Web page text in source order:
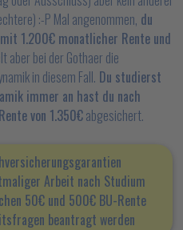
:-P Mal angenommen, du
1.200€ monatlicher Rente und
aber bei der Gothaer die
in diesem Fall. Du studierst
immer an hast du nach
von 1.350€abgesichert.
Arbeit nach Studium
50€ und 500€ BU-Rente
beantragt werden